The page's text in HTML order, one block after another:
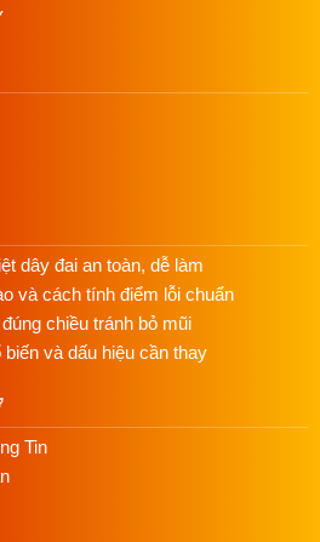
dây đai an toàn, dễ làm
và cách tính điểm lỗi chuẩn
chiều tránh bỏ mũi
và dấu hiệu cần thay
Tin